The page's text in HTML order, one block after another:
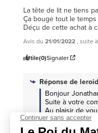
La tête de lit ne tiens
Ça bouge tout le temps
Déçu de cette achat à
Avis du 21/01/2022, suite
Utile(0)Signaler
Réponse de
Bonjour
Suite à votre
Au plaisir de
Une belle journée
Emélie